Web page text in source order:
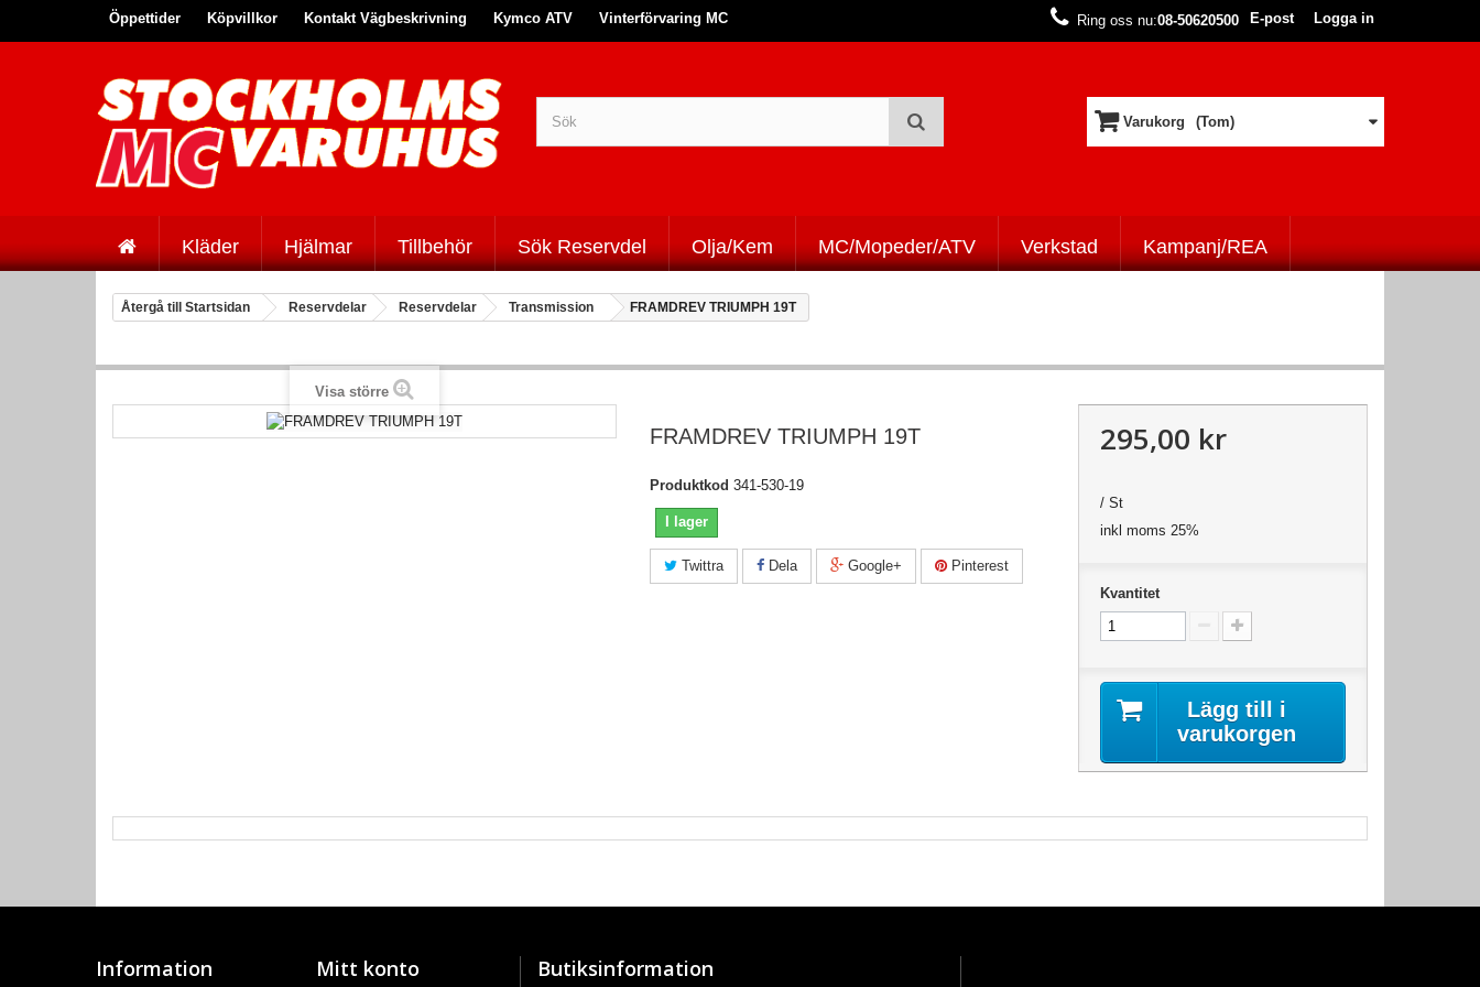
Öppettider Köpvillkor Kontakt Vägbeskrivning Kymco ATV Vinterförvaring MC Logga in
E-post
Ring oss nu:08-50620500
Varukorg (Tom)
Kläder Hjälmar Tillbehör Sök Reservdel Olja/Kem MC/Mopeder/ATV Verkstad Kampanj/REA
Återgå till Startsidan Reservdelar Reservdelar Transmission FRAMDREV TRIUMPH 19T
Visa större
FRAMDREV TRIUMPH 19T
Produktkod 341-530-19
I lager
Twittra Dela Google+ Pinterest
295,00 kr
/ St
inkl moms 25%
Kvantitet
Lägg till i
varukorgen
Information Mitt konto Butiksinformation